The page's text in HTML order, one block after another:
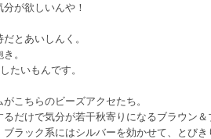
が欲しいんや！
とあいしんく。
。
たいもんです。
こちらのビーズアクセたち。
だけで気分が若干秋寄りになるブラウン＆
ラック系にはシルバーを効かせて、とびき